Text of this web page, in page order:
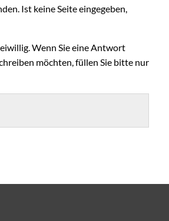
Ist keine Seite eingegeben,
Wenn Sie eine Antwort
möchten, füllen Sie bitte nur